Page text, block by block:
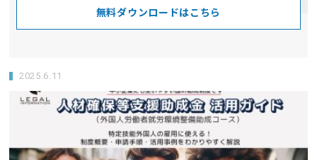
無料ダウンロードはこちら
2025.6.11